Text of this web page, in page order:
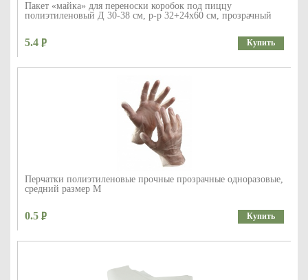
Пакет «майка» для переноски коробок под пиццу
полиэтиленовый Д 30-38 см, р-р 32+24х60 см, прозрачный
5.4 Купить
Перчатки полиэтиленовые прочные прозрачные одноразовые,
средний размер M
0.5 Купить